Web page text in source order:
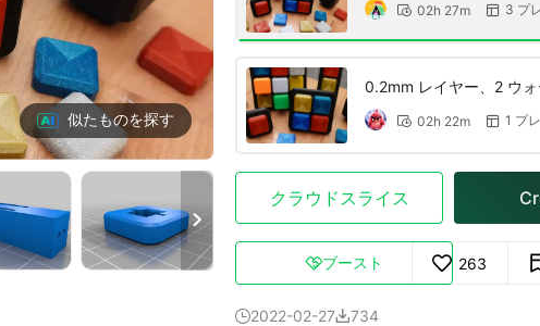
似たものを探す

 02h 27m  3 プ
0.2mm レイヤー、2 ウ
 02h 22m  1 プ
クラウドスライス
ブースト 263
2022-02-27734